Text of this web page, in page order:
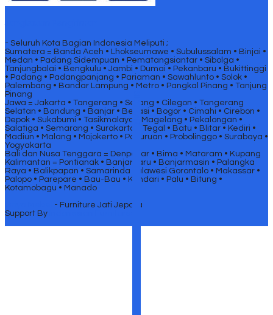
- Seluruh Kota Bagian Indonesia Meliputi ;
Sumatera = Banda Aceh • Lhokseumawe • Subulussalam • Binjai •
Medan • Padang Sidempuan • Pematangsiantar • Sibolga •
Tanjungbalai • Bengkulu • Jambi • Dumai • Pekanbaru • Bukittinggi
• Padang • Padangpanjang • Pariaman • Sawahlunto • Solok •
Palembang • Bandar Lampung • Metro • Pangkal Pinang • Tanjung
Pinang
Jawa = Jakarta • Tangerang • Serang • Cilegon • Tangerang
Selatan • Bandung • Banjar • Bekasi • Bogor • Cimahi • Cirebon •
Depok • Sukabumi • Tasikmalaya • Magelang • Pekalongan •
Salatiga • Semarang • Surakarta • Tegal • Batu • Blitar • Kediri •
Madiun • Malang • Mojokerto • Pasuruan • Probolinggo • Surabaya •
Yogyakarta
Bali dan Nusa Tenggara = Denpasar • Bima • Mataram • Kupang
Kalimantan = Pontianak • Banjarbaru • Banjarmasin • Palangka
Raya • Balikpapan • Samarinda Sulawesi Gorontalo • Makassar •
Palopo • Parepare • Bau-Bau • Kendari • Palu • Bitung •
Kotamobagu • Manado
- Furniture Jati Jepara
Support By